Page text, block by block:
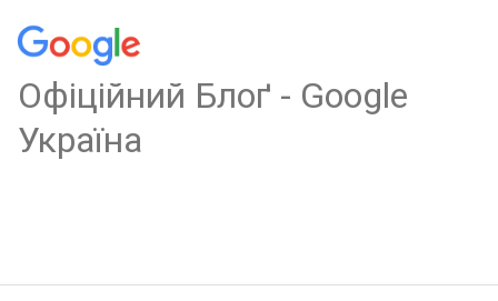
Oфіційний Блоґ - Google
Україна